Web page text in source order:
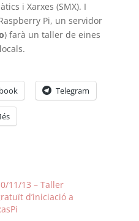
i Xarxes (SMX). I
Pi, un servidor
) farà un taller de eines
Telegram
11/13 – Taller
d’iniciació a